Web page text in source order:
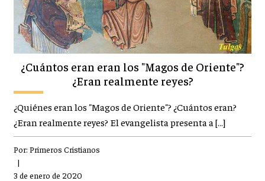
¿Cuántos eran eran los "Magos de Oriente"?
¿Eran realmente reyes?
¿Quiénes eran los "Magos de Oriente"? ¿Cuántos eran?
¿Eran realmente reyes? El evangelista presenta a […]
Por: Primeros Cristianos
|
3 de enero de 2020